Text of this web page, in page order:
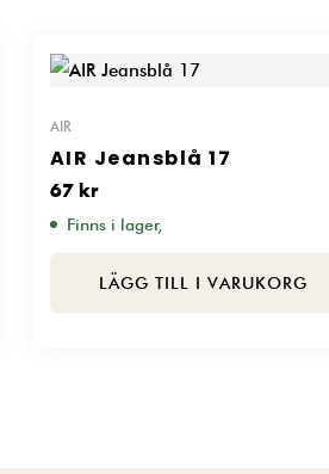
AIR
AIR Jeansblå 17
67 kr
Finns i lager,
LÄGG TILL I VARUKORG